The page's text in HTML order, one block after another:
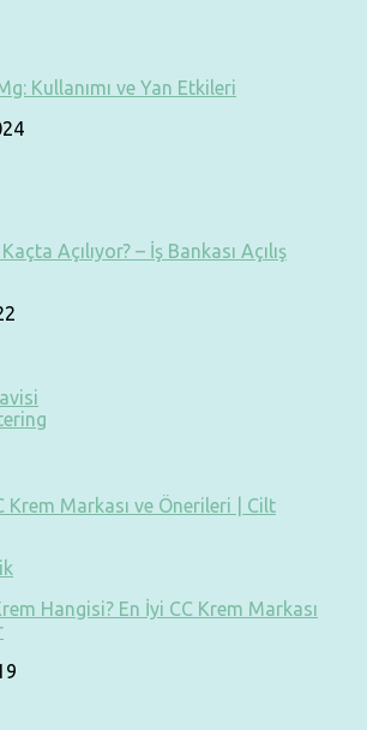
Kullanımı ve Yan Etkileri
Açılıyor? – İş Bankası Açılış
Hangisi? En İyi CC Krem Markası